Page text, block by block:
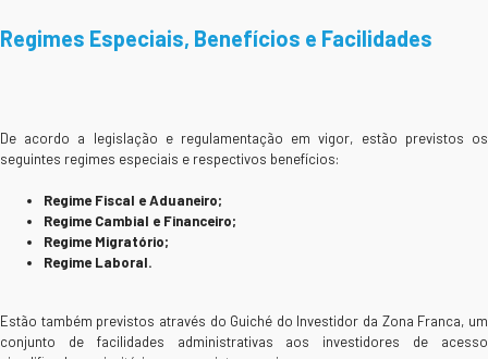
Regimes Especiais, Benefícios e Facilidades
De acordo a legislação e regulamentação em vigor, estão previstos os
seguintes regimes especiais e respectivos benefícios:
Regime Fiscal e Aduaneiro;
Regime Cambial e Financeiro;
Regime Migratório;
Regime Laboral.
Estão também previstos através do Guiché do Investidor da Zona Franca, um
conjunto de facilidades administrativas aos investidores de acesso